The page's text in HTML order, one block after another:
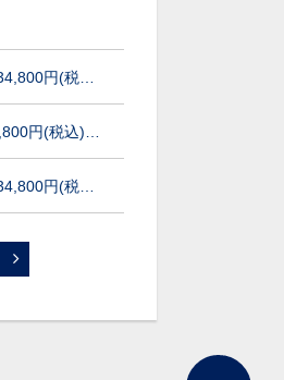
🎥【社会人34,800円(税込)】統計解析のためのデータサイエンス～統計検定(R)データサイエンス発展（DS発展）を目指して～［京都大学データサイエンス講座］（2026）
🎥【社会人34,800円(税込)】AI・人工知能の初学者に向けた数学超速入門［京都大学データサイエンス講座］（2026）